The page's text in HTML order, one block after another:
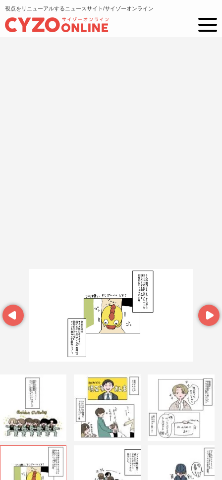
視点をリニューアルするニュースサイト/サイゾーオンライン
Prev Next